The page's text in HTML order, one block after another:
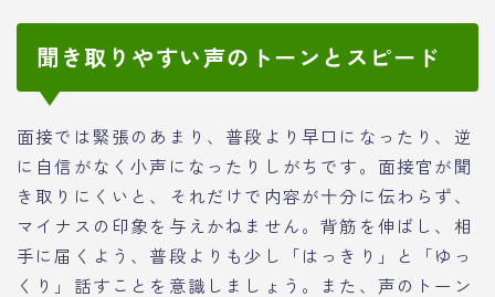
聞き取りやすい声のトーンとスピード
面接では緊張のあまり、普段より早口になったり、逆
に自信がなく小声になったりしがちです。面接官が聞
き取りにくいと、それだけで内容が十分に伝わらず、
マイナスの印象を与えかねません。背筋を伸ばし、相
手に届くよう、普段よりも少し「はっきり」と「ゆっ
くり」話すことを意識しましょう。また、声のトーン